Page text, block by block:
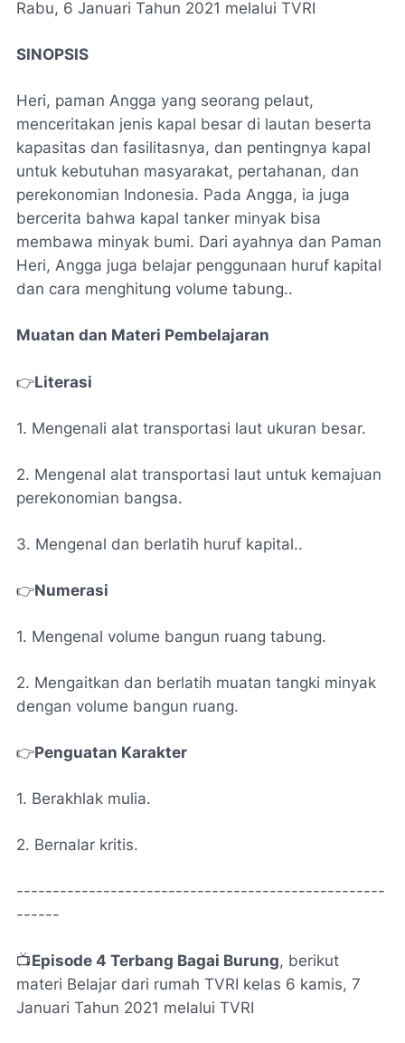
Rabu, 6 Januari Tahun 2021 melalui TVRI
SINOPSIS
Heri, paman Angga yang seorang pelaut,
menceritakan jenis kapal besar di lautan beserta
kapasitas dan fasilitasnya, dan pentingnya kapal
untuk kebutuhan masyarakat, pertahanan, dan
perekonomian Indonesia. Pada Angga, ia juga
bercerita bahwa kapal tanker minyak bisa
membawa minyak bumi. Dari ayahnya dan Paman
Heri, Angga juga belajar penggunaan huruf kapital
dan cara menghitung volume tabung..
Muatan dan Materi Pembelajaran
👉Literasi
1. Mengenali alat transportasi laut ukuran besar.
2. Mengenal alat transportasi laut untuk kemajuan
perekonomian bangsa.
3. Mengenal dan berlatih huruf kapital..
👉Numerasi
1. Mengenal volume bangun ruang tabung.
2. Mengaitkan dan berlatih muatan tangki minyak
dengan volume bangun ruang.
👉Penguatan Karakter
1. Berakhlak mulia.
2. Bernalar kritis.
---------------------------------------------------
------
📺Episode 4 Terbang Bagai Burung, berikut
materi Belajar dari rumah TVRI kelas 6 kamis, 7
Januari Tahun 2021 melalui TVRI